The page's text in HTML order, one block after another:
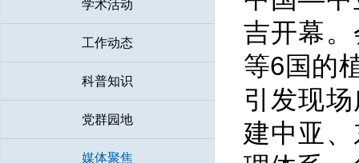
学术活动
工作动态
科普知识
党群园地
媒体聚焦
吉开幕
等6国的
引发现
建中亚